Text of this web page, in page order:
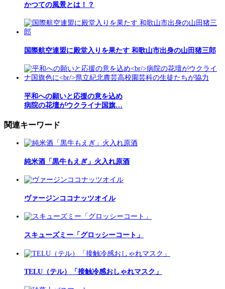
かつての風景とは！？
国際航空連盟に殿堂入りを果たす 和歌山市出身の山田猪三郎
平和への願いと応援の意を込め
病院の花壇がウクライナ国旗…
関連キーワード
純米酒「黒牛もえぎ」火入れ原酒
ヴァージンココナッツオイル
スキューズミー「グロッシーコート」
TELU（テル）「接触冷感おしゃれマスク」